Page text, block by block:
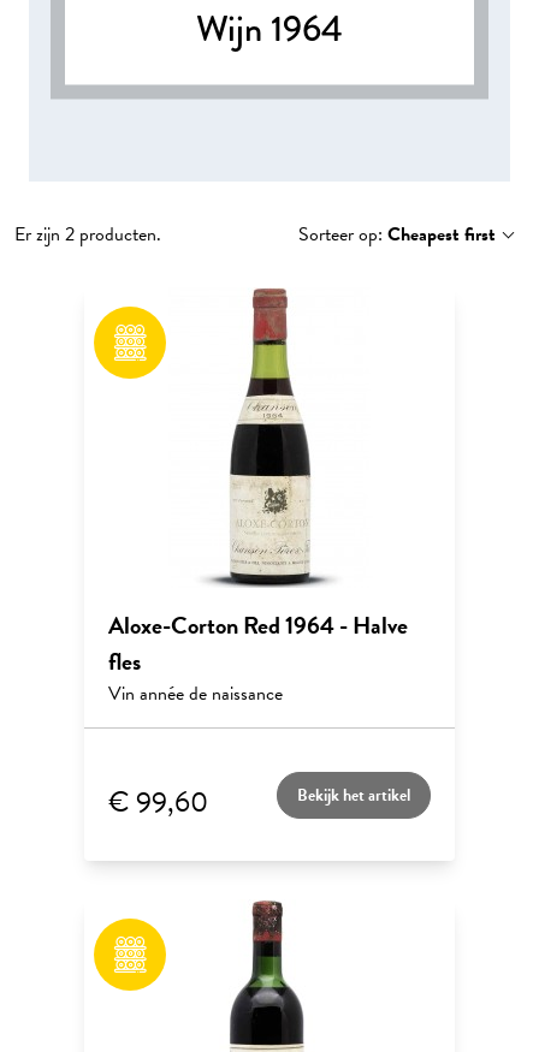
Wijn 1964
Er zijn 2 producten. Sorteer op: Cheapest first
Aloxe-Corton Red 1964 - Halve
fles
Vin année de naissance
€ 99,60 Bekijk het artikel